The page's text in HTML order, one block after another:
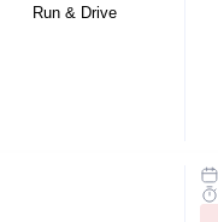
Run & Drive